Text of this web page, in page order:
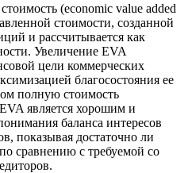
(economic value added
стоимости, созданной
и рассчитывается как
Увеличение EVA
цели коммерческих
благосостояния ее
полную стоимость
является хорошим и
баланса интересов
показывая достаточно ли
сравнению с требуемой со